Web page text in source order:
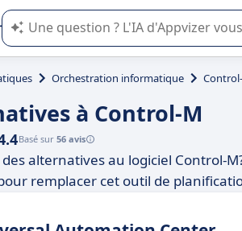
L'IA de Appvizer vous guide dans
Orchestration informatique
à Control-M
Basé sur 56 avis
alternatives au logiciel Control-
remplacer cet outil de